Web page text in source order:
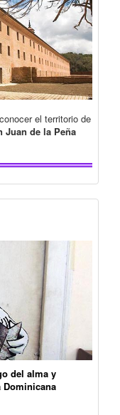
el territorio de
Juan de la Peña
del alma y